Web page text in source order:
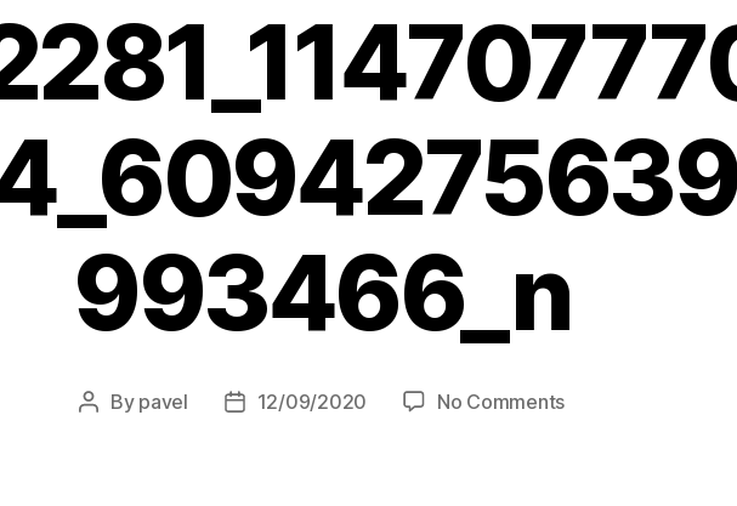
993466_n
Post
By pavel
Post12/09/2020 No Commentson